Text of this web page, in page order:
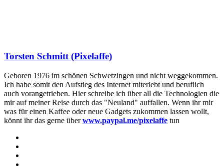
Torsten Schmitt (Pixelaffe)
Geboren 1976 im schönen Schwetzingen und nicht weggekommen.
Ich habe somit den Aufstieg des Internet miterlebt und beruflich
auch vorangetrieben. Hier schreibe ich über all die Technologien die
mir auf meiner Reise durch das "Neuland" auffallen. Wenn ihr mir
was für einen Kaffee oder neue Gadgets zukommen lassen wollt,
könnt ihr das gerne überwww.paypal.me/pixelaffe tun